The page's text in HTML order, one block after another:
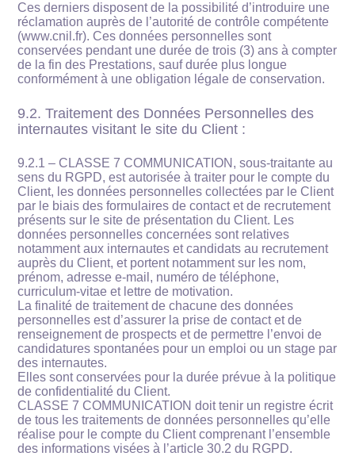
Ces derniers disposent de la possibilité d’introduire une
réclamation auprès de l’autorité de contrôle compétente
(www.cnil.fr). Ces données personnelles sont
conservées pendant une durée de trois (3) ans à compter
de la fin des Prestations, sauf durée plus longue
conformément à une obligation légale de conservation.
9.2. Traitement des Données Personnelles des
internautes visitant le site du Client :
9.2.1 – CLASSE 7 COMMUNICATION, sous-traitante au
sens du RGPD, est autorisée à traiter pour le compte du
Client, les données personnelles collectées par le Client
par le biais des formulaires de contact et de recrutement
présents sur le site de présentation du Client. Les
données personnelles concernées sont relatives
notamment aux internautes et candidats au recrutement
auprès du Client, et portent notamment sur les nom,
prénom, adresse e-mail, numéro de téléphone,
curriculum-vitae et lettre de motivation.
La finalité de traitement de chacune des données
personnelles est d’assurer la prise de contact et de
renseignement de prospects et de permettre l’envoi de
candidatures spontanées pour un emploi ou un stage par
des internautes.
Elles sont conservées pour la durée prévue à la politique
de confidentialité du Client.
CLASSE 7 COMMUNICATION doit tenir un registre écrit
de tous les traitements de données personnelles qu’elle
réalise pour le compte du Client comprenant l’ensemble
des informations visées à l’article 30.2 du RGPD.